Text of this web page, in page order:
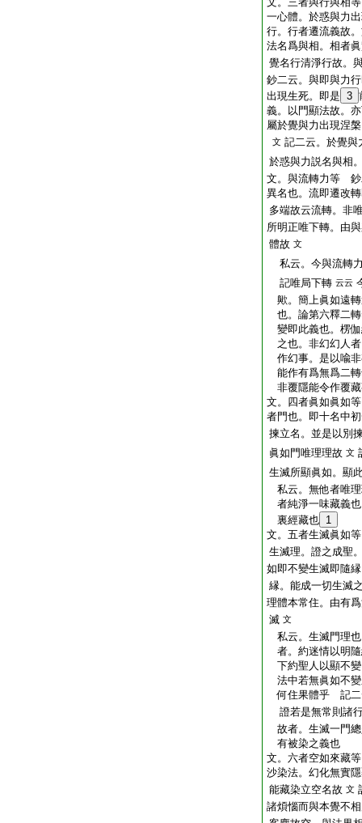
一心體。於惑與力
行。行者遷流義故
法名爲與相。相者
覺名行清淨行故。
鈔二云。與即與力
出現生死。即是 3
義。以門顯法故。
屬於覺與力出現涅
文 記二云。於覺與
於惑與力説名與相
文。與流轉力等 鈔
異名也。流即遷改
多端故云流轉。非
所明正唯下轉。由
體故 文
私云。今與流轉
記唯局下轉 云云
歟。簡上眞如遠
也。論第六釋二
變即此義也。楞
之也。非幻幻人
作幻事。是以喩
能作有爲無爲二
非覆隱能令作覆
文。四者眞如眞如
者門也。即十名中
揀立名。並是以別
眞如門唯理理故 文
生滅所顯眞如。顯
私云。無他者唯
者純淨一味藏義
裏經藏也 1
文。五者生滅眞如
生滅理。證之成聖
如即不變生滅即隨
縁。能成一切生滅
理體本常住。由有
滅 文
私云。生滅門理
者。約迷情以明
下約聖人以顯不
法中若無眞如不
何住果體乎 記二
證若是無常則諸
故者。生滅一門
有被染之義也
文。六者空如來藏
沙染法。幻化無實
能藏染立空名故 文
諸煩惱而與本覺不